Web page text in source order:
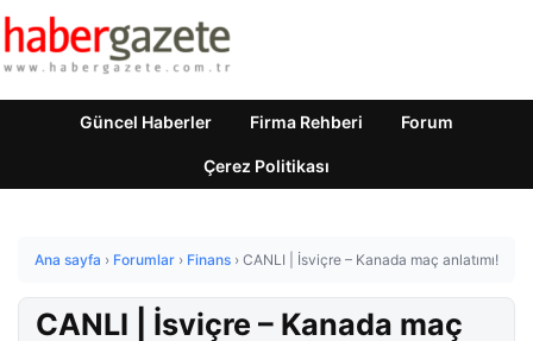
Güncel Haberler Firma Rehberi Forum
Çerez Politikası
Ana sayfa › Forumlar › Finans › CANLI | İsviçre – Kanada maç anlatımı!
CANLI | İsviçre – Kanada maç